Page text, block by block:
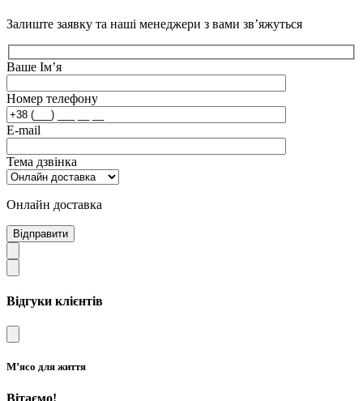
Залиште заявку та наші менеджери з вами зв’яжуться
Ваше Ім’я
Номер телефону
E-mail
Тема дзвінка
Онлайн доставка
Відправити
Відгуки клієнтів
М’ясо для життя